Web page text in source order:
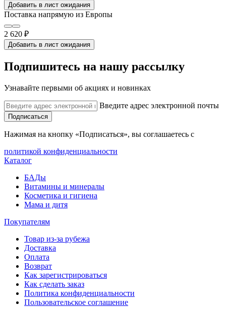
Добавить в лист ожидания
Поставка напрямую из Европы
2 620 ₽
Добавить в лист ожидания
Подпишитесь на нашу рассылку
Узнавайте первыми об акциях и новинках
Введите адрес электронной почты
Подписаться
Нажимая на кнопку «Подписаться», вы соглашаетесь с
политикой конфиденциальности
Каталог
БАДы
Витамины и минералы
Косметика и гигиена
Мама и дитя
Покупателям
Товар из-за рубежа
Доставка
Оплата
Возврат
Как зарегистрироваться
Как сделать заказ
Политика конфиденциальности
Пользовательское соглашение